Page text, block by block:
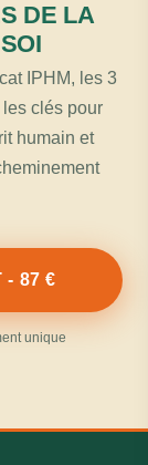
DE LA
IPHM, les 3
clés pour
humain et
- 87 €
unique